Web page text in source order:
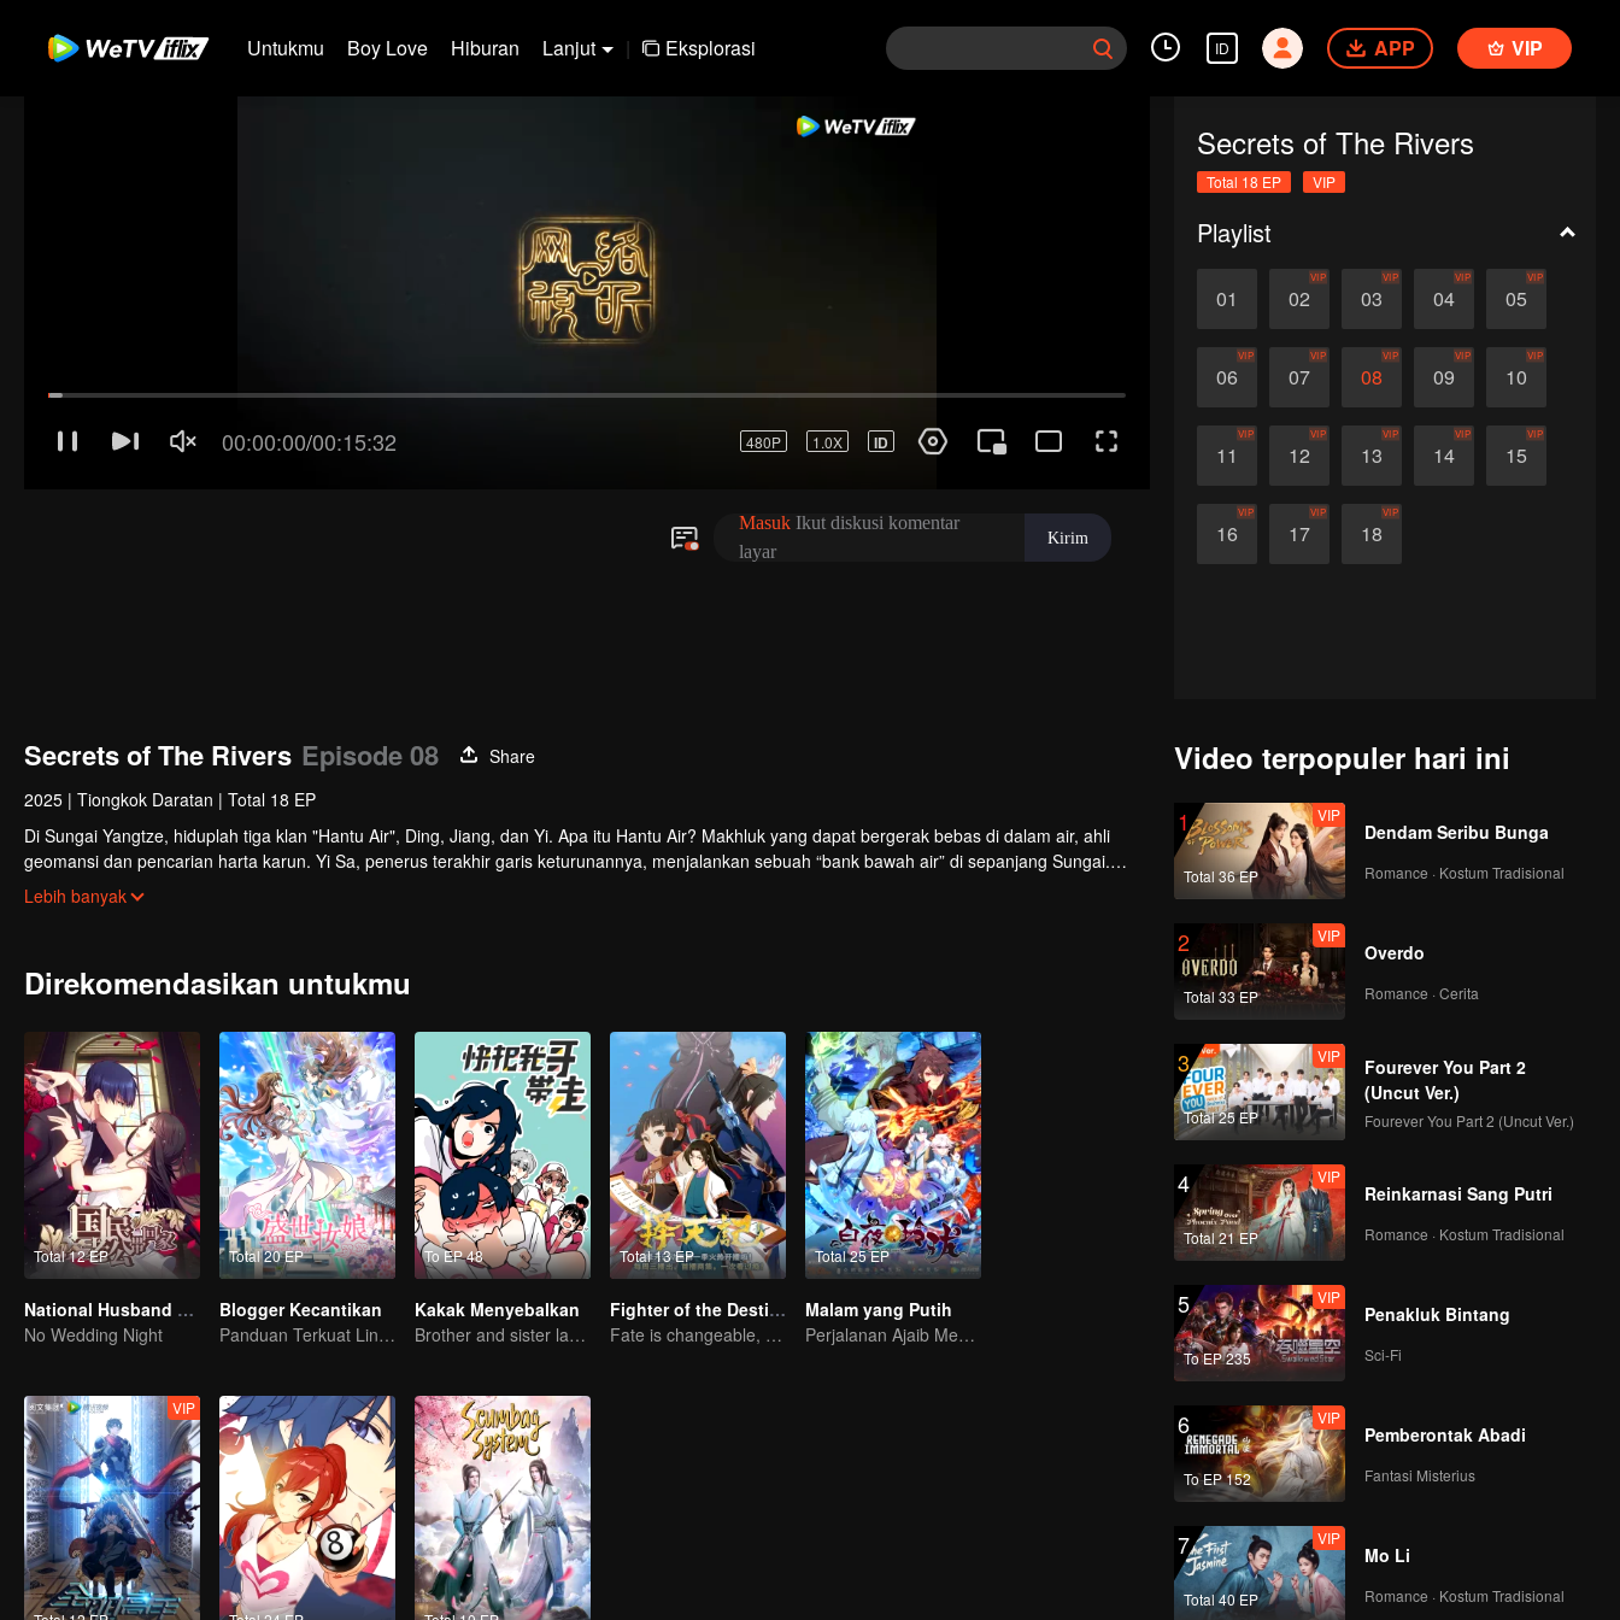
Untukmu Boy Love Hiburan Lanjut | Eksplorasi ID APP VIP
Secrets of The Rivers
Total 18 EP VIP
Playlist
01 02
VIP
03
VIP
04
VIP
05
VIP
06
VIP
07
VIP
08
VIP
09
VIP
10
VIP
11
VIP
12
VIP
13
VIP
14
VIP
15
VIP
16
VIP
17
VIP
18
VIP
Secrets of The Rivers Episode 08
Share
2025 | Tiongkok Daratan | Total 18 EP
Di Sungai Yangtze, hiduplah tiga klan "Hantu Air", Ding, Jiang, dan Yi. Apa itu Hantu Air? Makhluk yang dapat bergerak bebas di dalam air, ahli
geomansi dan pencarian harta karun. Yi Sa, penerus terakhir garis keturunannya, menjalankan sebuah “bank bawah air” di sepanjang Sungai.
Saat melakukan penyelaman berbahaya, ia menyelamatkan Zong Hang. Demi mencari kebenaran dan obat bagi nasibnya sendiri, Yi Sa melatih
Zong Hang menjadi seorang Hantu Air. Bersama Ding Yu Die dari klan Ding, ketiganya turun ke “Sup Emas Leluhur” yang purba.
Lebih banyak
Direkomendasikan untukmu
Total 12 EP
National Husband Bring Home SS1
No Wedding Night
Total 20 EP
Blogger Kecantikan
Panduan Terkuat Lintas Dimensi
To EP 48
Kakak Menyebalkan
Brother and sister laugh so hard everyday.
Total 13 EP
Fighter of the Destiny SS1
Fate is changeable, change one's fate against heaven
Total 25 EP
Malam yang Putih
Perjalanan Ajaib Mencari Cinta Sejati
VIP
Video terpopuler hari ini
1
Total 36 EP
VIP
Dendam Seribu Bunga
Romance · Kostum Tradisional
2
Total 33 EP
VIP
Overdo
Romance · Cerita
3
Total 25 EP
VIP
Fourever You Part 2
(Uncut Ver.)
Fourever You Part 2 (Uncut Ver.)
4
Total 21 EP
VIP
Reinkarnasi Sang Putri
Romance · Kostum Tradisional
5
To EP 235
VIP
Penakluk Bintang
Sci-Fi
6
To EP 152
VIP
Pemberontak Abadi
Fantasi Misterius
7
Total 40 EP
VIP
Mo Li
Romance · Kostum Tradisional